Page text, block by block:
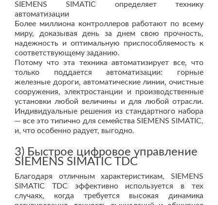
SIEMENS SIMATIC определяет технику
автоматизации
Более миллиона контроллеров работают по всему
миру, доказывая день за днем свою прочность,
надежность и оптимальную приспособляемость к
соответствующему заданию.
Потому что эта техника автоматизирует все, что
только поддается автоматизации: горные
железные дороги, автоматические линии, очистные
сооружения, электростанции и производственные
установки любой величины и для любой отрасли.
Индивидуальные решения из стандартного набора
— все это типично для семейства SIEMENS SIMATIC,
и, что особенно радует, выгодно.
3) Быстрое цифровое управление
SIEMENS SIMATIC TDC
Благодаря отличным характеристикам, SIEMENS
SIMATIC TDC эффективно используется в тех
случаях, когда требуется высокая динамика